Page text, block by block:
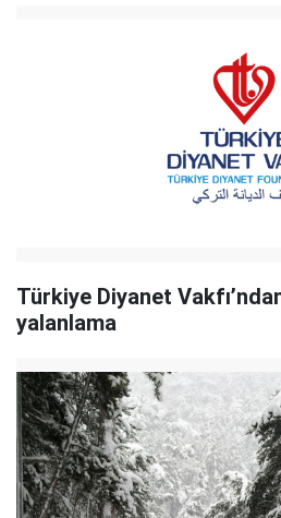
Türkiye Diyanet
yalanlama